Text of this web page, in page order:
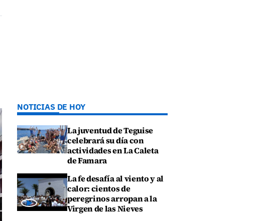
NOTICIAS DE HOY
La juventud de Teguise
celebrará su día con
actividades en La Caleta
de Famara
La fe desafía al viento y al
calor: cientos de
peregrinos arropan a la
Virgen de las Nieves